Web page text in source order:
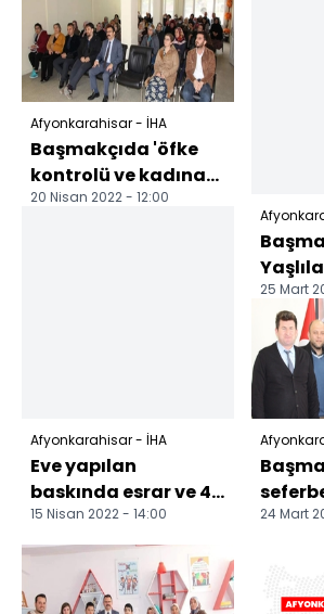
Afyonkarahisar - İHA
Başmakçıda 'öfke
kontrolü ve kadına
yönelik şiddetle
20 Nisan 2022 - 12:00
Afyonkarahisar - İHA
Eve yapılan
baskında esrar ve 4
bin 635 TL para ele
geçirildi
15 Nisan 2022 - 14:00
25 Mart
24 Mart